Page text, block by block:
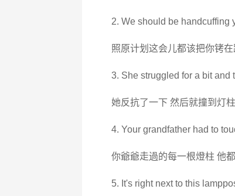
2. We should be handcuffing
照原计划这会儿都该把你铐
3. She struggled for a bit and
她反抗了一下 然后就撞到灯
4. Your grandfather had to
你爺爺走過的每一根燈柱 他
5. It's right next to this